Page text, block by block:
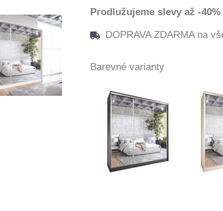
Prodlužujeme slevy až -
DOPRAVA ZDARMA na
Barevné varianty